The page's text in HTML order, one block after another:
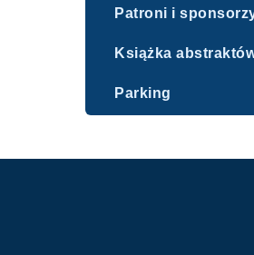
Patroni i
Książka
Parking